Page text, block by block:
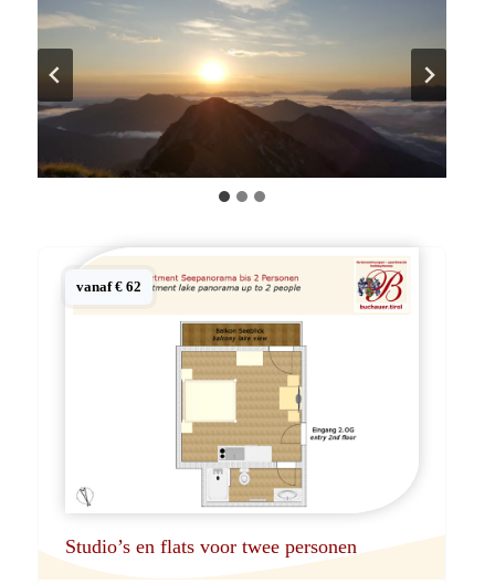
vanaf € 62
Studio’s en flats voor twee personen